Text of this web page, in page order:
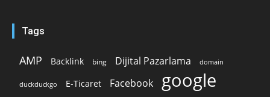
Tags
AMP Backlink bing Dijital Pazarlama domain
duckduckgo E-Ticaret Facebook google